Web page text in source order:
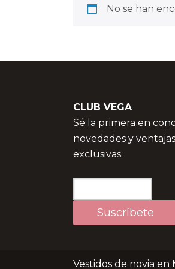
No se han
CLUB VEGA
Sé la primera en
novedades y ventajas
exclusivas.
Vestidos de novia en